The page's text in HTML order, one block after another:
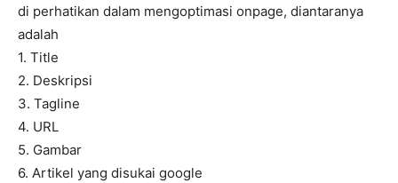
di perhatikan dalam mengoptimasi onpage, diantaranya
adalah
1. Title
2. Deskripsi
3. Tagline
4. URL
5. Gambar
6. Artikel yang disukai google